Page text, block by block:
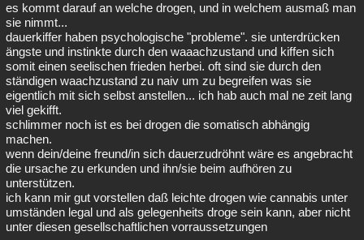
es kommt darauf an welche drogen, und in welchem ausmaß man
sie nimmt...
dauerkiffer haben psychologische "probleme". sie unterdrücken
ängste und instinkte durch den waaachzustand und kiffen sich
somit einen seelischen frieden herbei. oft sind sie durch den
ständigen waachzustand zu naiv um zu begreifen was sie
eigentlich mit sich selbst anstellen... ich hab auch mal ne zeit lang
viel gekifft.
schlimmer noch ist es bei drogen die somatisch abhängig
machen.
wenn dein/deine freund/in sich dauerzudröhnt wäre es angebracht
die ursache zu erkunden und ihn/sie beim aufhören zu
unterstützen.
ich kann mir gut vorstellen daß leichte drogen wie cannabis unter
umständen legal und als gelegenheits droge sein kann, aber nicht
unter diesen gesellschaftlichen vorraussetzungen